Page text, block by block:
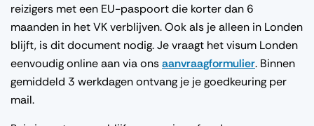
reizigers met een EU-paspoort die korter dan 6
maanden in het VK verblijven. Ook als je alleen in Londen
blijft, is dit document nodig. Je vraagt het visum Londen
eenvoudig online aan via onsaanvraagformulier. Binnen
gemiddeld 3 werkdagen ontvang je je goedkeuring per
mail.